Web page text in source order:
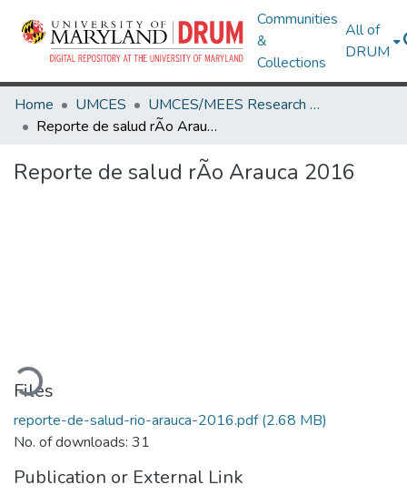
Communities
&
Collections
All of
DRUM
Home UMCES
UMCES/MEES Research Works
Reporte de salud rÃ­o Arauca 2016
Reporte de salud rÃ­o Arauca 2016
Files
reporte-de-salud-rio-arauca-2016.pdf(2.68 MB)
No. of downloads: 31
Publication or External Link